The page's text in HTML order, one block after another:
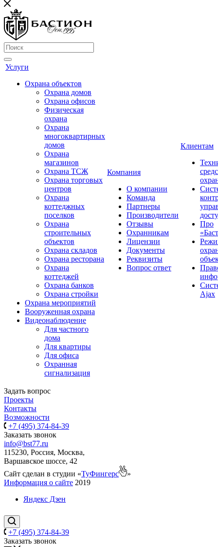
Услуги
Охрана объектов
Охрана домов
Охрана офисов
Физическая
охрана
Охрана
многоквартирных
домов
Охрана
магазинов
Охрана ТСЖ
Охрана торговых
центров
Охрана
коттеджных
поселков
Охрана
строительных
объектов
Охрана складов
Охрана ресторана
Охрана
коттеджей
Охрана банков
Охрана стройки
Охрана мероприятий
Вооруженная охрана
Видеонаблюдение
Для частного
дома
Для квартиры
Для офиса
Охранная
сигнализация
Компания
О компании
Команда
Партнеры
Производители
Отзывы
Охранникам
Лицензии
Документы
Реквизиты
Вопрос ответ
Клиентам
Про
Ajax
Задать вопрос
Проекты
Контакты
Возможности
+7 (495) 374-84-39
Заказать звонок
info@bst77.ru
115230, Россия, Москва,
Варшавское шоссе, 42
Сайт сделан в студии «ТуФингерс
»
Информация о сайте 2019
Яндекс Дзен
+7 (495) 374-84-39
Заказать звонок